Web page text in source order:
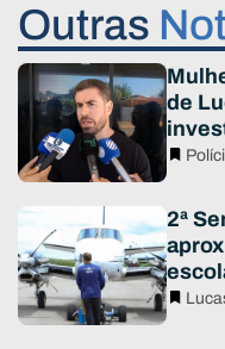
Outras
de
2ª